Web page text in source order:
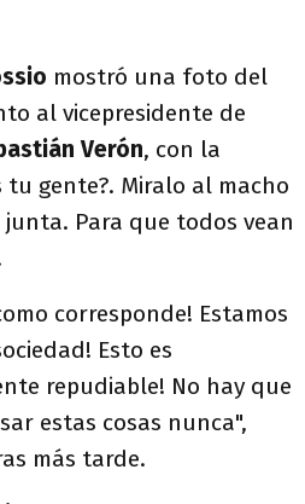
mostró una foto del
al vicepresidente de
Verón, con la
tu gente?. Miralo al macho
Para que todos vean
corresponde! Estamos
Esto es
repudiable! No hay que
estas cosas nunca",
más tarde.